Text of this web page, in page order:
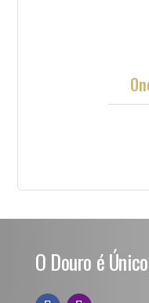
O Douro é